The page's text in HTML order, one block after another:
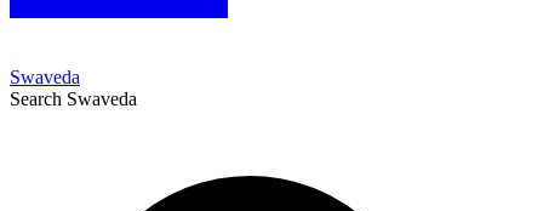
Swaveda
Search Swaveda